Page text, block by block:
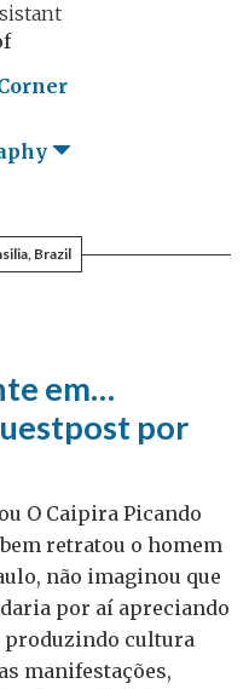
Brazil
em…
por
O Caipira Picando
bem retratou o homem
não imaginou que
por aí apreciando
produzindo cultura
manifestações,